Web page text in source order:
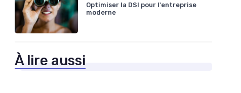
Optimiser la DSI pour l'entreprise
moderne
À lire aussi